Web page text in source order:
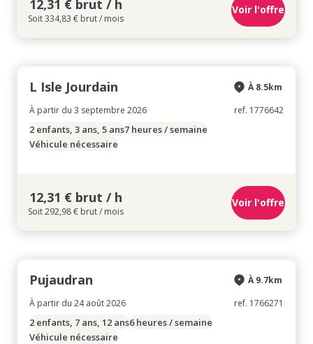
12,31 € brut / h
Soit 334,83 € brut / mois
Voir l'offre
L Isle Jourdain
À partir du 3 septembre 2026
À 8.5km
ref. 1776642
2 enfants, 3 ans, 5 ans7 heures / semaine
Véhicule nécessaire
12,31 € brut / h
Soit 292,98 € brut / mois
Voir l'offre
Pujaudran
À partir du 24 août 2026
À 9.7km
ref. 1766271
2 enfants, 7 ans, 12 ans6 heures / semaine
Véhicule nécessaire